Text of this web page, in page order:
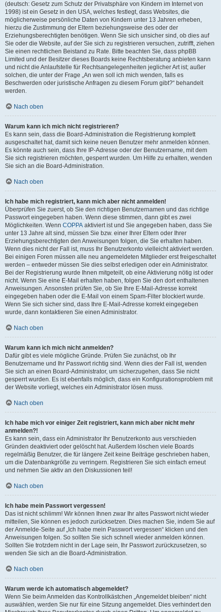
(deutsch: Gesetz zum Schutz der Privatsphäre von Kindern im Internet von
1998) ist ein Gesetz in den USA, welches festlegt, dass Websites, die
möglicherweise persönliche Daten von Kindern unter 13 Jahren erheben,
hierzu die Zustimmung der Eltern beziehungsweise des oder der
Erziehungsberechtigten benötigen. Wenn Sie sich unsicher sind, ob dies auf
Sie oder die Website, auf der Sie sich zu registrieren versuchen, zutrifft, ziehen
Sie einen rechtlichen Beistand zu Rate. Bitte beachten Sie, dass phpBB
Limited und der Besitzer dieses Boards keine Rechtsberatung anbieten kann
und nicht die Anlaufstelle für Rechtsangelegenheiten jeglicher Art ist; außer
solchen, die unter der Frage „An wen soll ich mich wenden, falls es
Beschwerden oder juristische Anfragen zu diesem Forum gibt?“ behandelt
werden.
Nach oben
Warum kann ich mich nicht registrieren?
Es kann sein, dass die Board-Administration die Registrierung komplett
ausgeschaltet hat, damit sich keine neuen Benutzer mehr anmelden können.
Es könnte auch sein, dass Ihre IP-Adresse oder der Benutzername, mit dem
Sie sich registrieren möchten, gesperrt wurden. Um Hilfe zu erhalten, wenden
Sie sich an die Board-Administration.
Nach oben
Ich habe mich registriert, kann mich aber nicht anmelden!
Überprüfen Sie zuerst, ob Sie den richtigen Benutzernamen und das richtige
Passwort eingegeben haben. Wenn diese stimmen, dann gibt es zwei
Möglichkeiten. Wenn COPPA aktiviert ist und Sie angegeben haben, dass Sie
unter 13 Jahre alt sind, müssen Sie bzw. einer Ihrer Eltern oder Ihrer
Erziehungsberechtigten den Anweisungen folgen, die Sie erhalten haben.
Wenn dies nicht der Fall ist, muss Ihr Benutzerkonto vielleicht aktiviert werden.
Bei einigen Foren müssen alle neu angemeldeten Mitglieder erst freigeschaltet
werden – entweder müssen Sie dies selbst erledigen oder ein Administrator.
Bei der Registrierung wurde Ihnen mitgeteilt, ob eine Aktivierung nötig ist oder
nicht. Wenn Sie eine E-Mail erhalten haben, folgen Sie den dort enthaltenen
Anweisungen. Ansonsten prüfen Sie, ob Sie Ihre E-Mail-Adresse korrekt
eingegeben haben oder die E-Mail von einem Spam-Filter blockiert wurde.
Wenn Sie sich sicher sind, dass Ihre E-Mail-Adresse korrekt eingegeben
wurde, dann kontaktieren Sie einen Administrator.
Nach oben
Warum kann ich mich nicht anmelden?
Dafür gibt es viele mögliche Gründe. Prüfen Sie zunächst, ob Ihr
Benutzername und Ihr Passwort richtig sind. Wenn dies der Fall ist, wenden
Sie sich an einen Board-Administrator, um sicherzugehen, dass Sie nicht
gesperrt wurden. Es ist ebenfalls möglich, dass ein Konfigurationsproblem mit
der Website vorliegt, welches ein Administrator lösen muss.
Nach oben
Ich habe mich vor einiger Zeit registriert, kann mich aber nicht mehr
anmelden?!
Es kann sein, dass ein Administrator Ihr Benutzerkonto aus verschieden
Gründen deaktiviert oder gelöscht hat. Außerdem löschen viele Boards
regelmäßig Benutzer, die für längere Zeit keine Beiträge geschrieben haben,
um die Datenbankgröße zu verringern. Registrieren Sie sich einfach erneut
und nehmen Sie aktiv an den Diskussionen teil!
Nach oben
Ich habe mein Passwort vergessen!
Das ist nicht schlimm! Wir können Ihnen zwar Ihr altes Passwort nicht wieder
mitteilen, Sie können es jedoch zurücksetzen. Dies machen Sie, indem Sie auf
der Anmelde-Seite auf „Ich habe mein Passwort vergessen“ klicken und den
Anweisungen folgen. So sollten Sie sich schnell wieder anmelden können.
Sollten Sie trotzdem nicht in der Lage sein, Ihr Passwort zurückzusetzen, so
wenden Sie sich an die Board-Administration.
Nach oben
Warum werde ich automatisch abgemeldet?
Wenn Sie beim Anmelden das Kontrollkästchen „Angemeldet bleiben“ nicht
auswählen, werden Sie nur für eine Sitzung angemeldet. Dies verhindert den